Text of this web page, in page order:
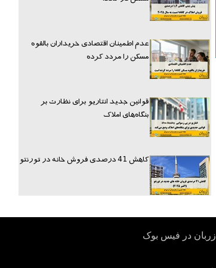
عدم اطمینان اقتصادی خریداران بالقوه
مسکن را مردد کرده
قوانین جدید انتاریو برای نظارت بر
بنگاه‌های املاک
کاهش 41 درصدی فروش خانه در تورنتو
زربان در فیس بوک